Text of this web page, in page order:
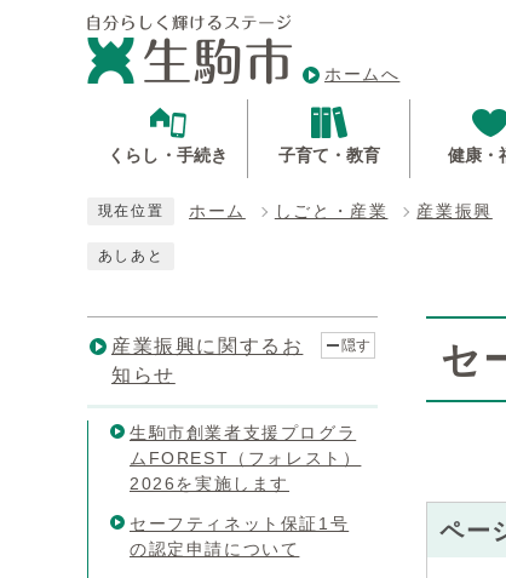
ホームへ
くらし・手続き 子育て・教育 健康・
現在位置 ホーム しごと・産業 産業振興
あしあと
セ
ペー
産業振興に関するお
知らせ
隠す
生駒市創業者支援プログラ
ムFOREST（フォレスト）
2026を実施します
セーフティネット保証1号
の認定申請について